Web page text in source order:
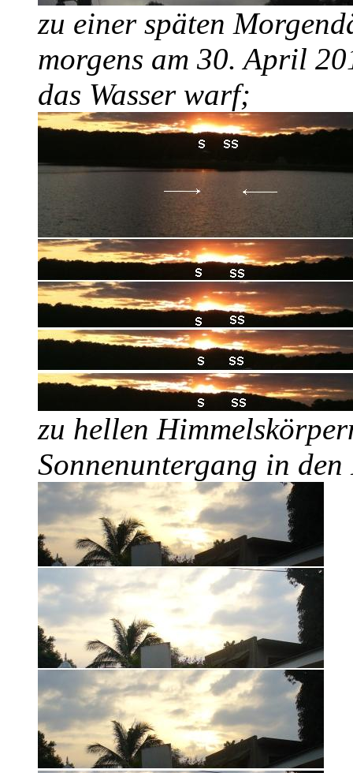
zu einer späten
morgens am 30. April
das Wasser warf;
zu hellen
Sonnenuntergang in